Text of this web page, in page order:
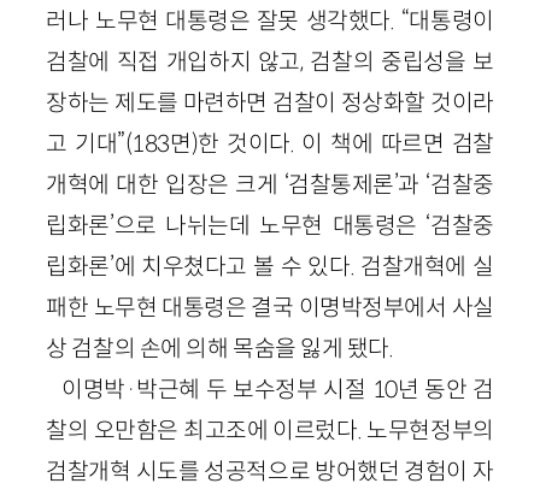
러나 노무현 대통령은 잘못 생각했다. “대통령이
검찰에 직접 개입하지 않고, 검찰의 중립성을 보
장하는 제도를 마련하면 검찰이 정상화할 것이라
고 기대”(183면)한 것이다. 이 책에 따르면 검찰
개혁에 대한 입장은 크게 ‘검찰통제론’과 ‘검찰중
립화론’으로 나뉘는데 노무현 대통령은 ‘검찰중
립화론’에 치우쳤다고 볼 수 있다. 검찰개혁에 실
패한 노무현 대통령은 결국 이명박정부에서 사실
상 검찰의 손에 의해 목숨을 잃게 됐다.
이명박·박근혜 두 보수정부 시절 10년 동안 검
찰의 오만함은 최고조에 이르렀다. 노무현정부의
검찰개혁 시도를 성공적으로 방어했던 경험이 자